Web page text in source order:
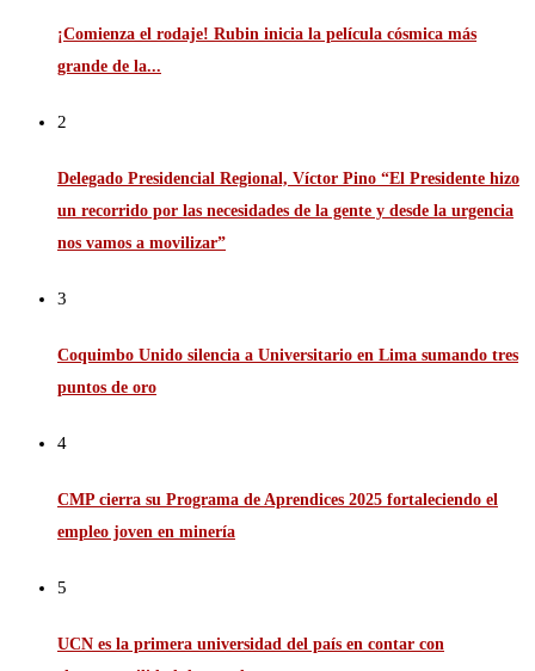
¡Comienza el rodaje! Rubin inicia la película cósmica más
grande de la...
2
Delegado Presidencial Regional, Víctor Pino “El Presidente hizo
un recorrido por las necesidades de la gente y desde la urgencia
nos vamos a movilizar”
3
Coquimbo Unido silencia a Universitario en Lima sumando tres
puntos de oro
4
CMP cierra su Programa de Aprendices 2025 fortaleciendo el
empleo joven en minería
5
UCN es la primera universidad del país en contar con